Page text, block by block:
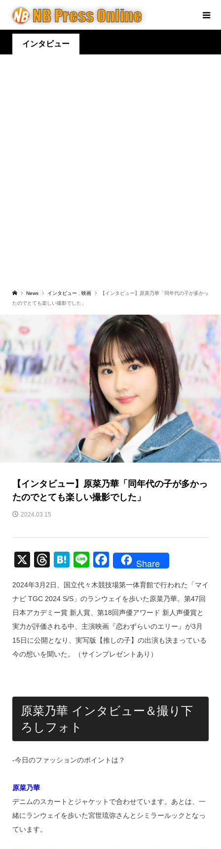
インタビュー
News インタビュー 映画
【インタビュー】原菜乃華「同年代の子が多かっ
たのでとても楽しい撮影でした」
【インタビュー】原菜乃華「同年代の子が多かっ
たのでとても楽しい撮影でした」
2024.03.15
X
T
e
a
d
s
H
e
n
a
Li
e
F
c
e
b
o
o
Share
2024年3月2日、国⽴代々⽊競技場第⼀体育館で行われた「マイ
ナビ TGC 2024 S/S」のランウェイを歩いた原菜乃華。第47回
日本アカデミー賞 新人賞、第18回声優アワード 新人声優賞と
実力が評価される中、主演映画『恋わずらいのエリー』が3月
15日に公開となり、実写版【推しの子】の出演も決まっている
今の想いを聞いた。（サインプレゼントあり）
原菜乃華 インタビュー＆撮り下
ろしフォト
‐今日のファッションのポイントは？
原菜乃華
デニムのスカートとジャケットで合わせています。あとは、一
緒にランウェイを歩いた宮世琉弥さんとシミラールックとなっ
ています。